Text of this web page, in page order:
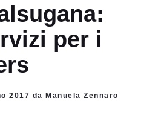
per i
2017 da Manuela Zennaro